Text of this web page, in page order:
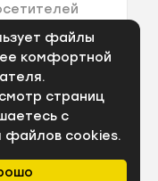
файлы
комфортной
страниц
с
файлов cookies.
с
на